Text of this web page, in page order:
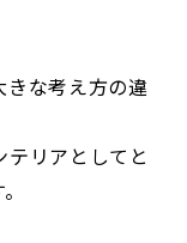
な考え方の違
リアとしてと